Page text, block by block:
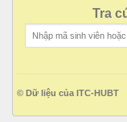
Tra
© Dữ liệu của ITC-HUBT